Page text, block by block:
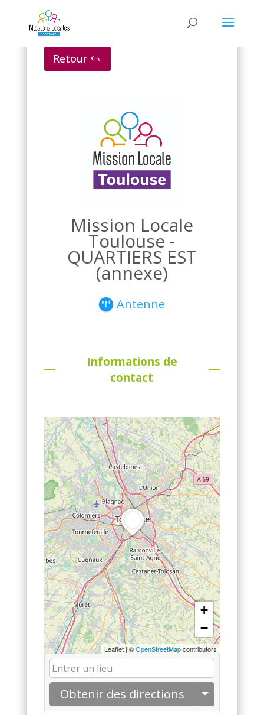
Retour
Mission Locale
Toulouse -
QUARTIERS EST
(annexe)
Antenne
Informations de
contact
+
−
Leaflet|©OpenStreetMapcontributors
Obtenir des directions